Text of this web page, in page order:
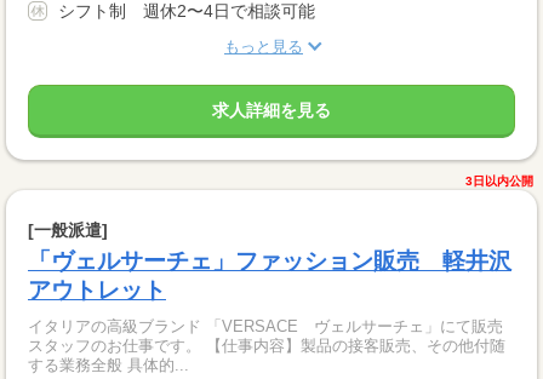
シフト制 週休2〜4日で相談可能
もっと見る
求人詳細を見る
3日以内公開
[一般派遣]
「ヴェルサーチェ」ファッション販売 軽井沢
アウトレット
イタリアの高級ブランド 「VERSACE ヴェルサーチェ」にて販売
スタッフのお仕事です。 【仕事内容】製品の接客販売、その他付随
する業務全般 具体的...